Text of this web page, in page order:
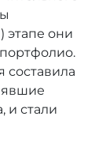
этапе они
составила
и стали